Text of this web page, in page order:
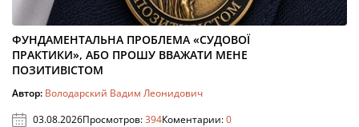
ФУНДАМЕНТАЛЬНА ПРОБЛЕМА «СУДОВОЇ
ПРАКТИКИ», АБО ПРОШУ ВВАЖАТИ МЕНЕ
ПОЗИТИВІСТОМ
Автор: Володарский Вадим Леонидович
03.08.2026Просмотров:394Коментарии:0